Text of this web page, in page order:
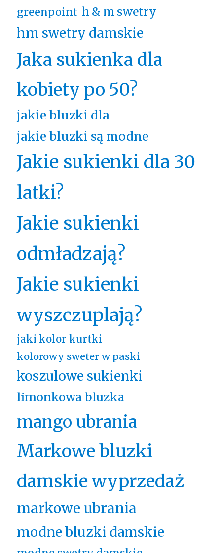
greenpoint h & m swetry
hm swetry damskie
Jaka sukienka dla
kobiety po 50?
jakie bluzki dla
jakie bluzki są modne
Jakie sukienki dla 30
latki?
Jakie sukienki
odmładzają?
Jakie sukienki
wyszczuplają?
jaki kolor kurtki
kolorowy sweter w paski
koszulowe sukienki
limonkowa bluzka
mango ubrania
Markowe bluzki
damskie wyprzedaż
markowe ubrania
modne bluzki damskie